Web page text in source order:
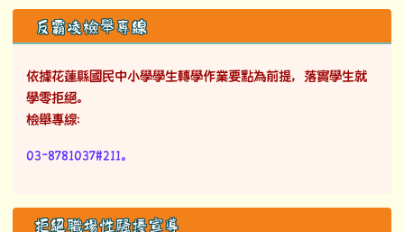
反霸凌檢舉專線
依據花蓮縣國民中小學學生轉學作業要點為前提，落實學生就
學零拒絕。
檢舉專線：
03-8781037#211。
拒絕職場性騷擾宣導